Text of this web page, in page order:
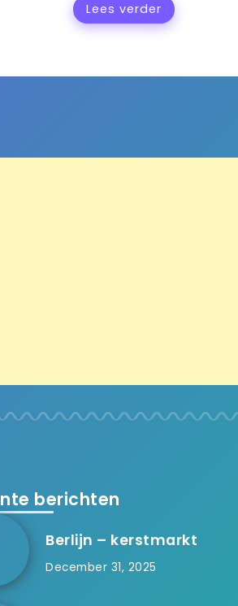
Lees verder
berichten
Berlijn – kerstmarkt
December 31, 2025